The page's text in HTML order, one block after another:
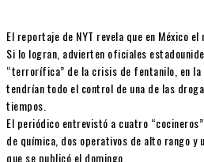
El reportaje de NYT revela que en México
Si lo logran, advierten oficiales
“terrorífica” de la crisis de fentanilo, en la
tendrían todo el control de una de las
tiempos.
El periódico entrevistó a cuatro
de química, dos operativos de alto rango
que se publicó el domingo.